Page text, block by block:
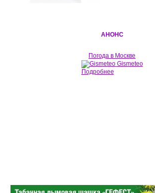
АНОНС
Погода в Москве
Gismeteo
Подробнее